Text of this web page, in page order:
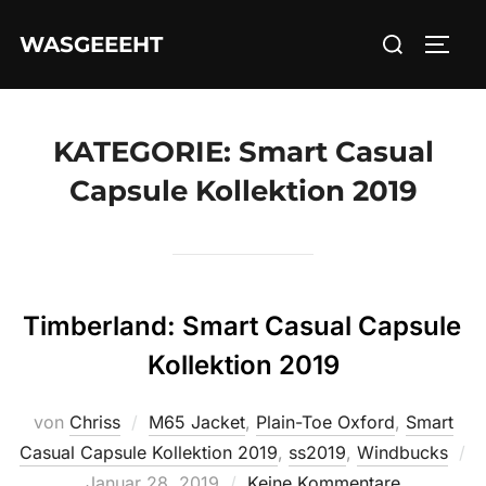
InhaltWASGEEEHT
Suchen
KATEGORIE: Smart Casual
Capsule Kollektion 2019
Timberland: Smart Casual Capsule
Kollektion 2019
von Chriss M65 Jacket, Plain-Toe Oxford, Smart
Casual Capsule Kollektion 2019, ss2019, Windbucks
Veröffentlicht